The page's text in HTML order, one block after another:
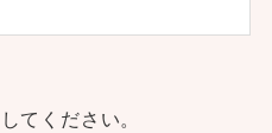
てください。